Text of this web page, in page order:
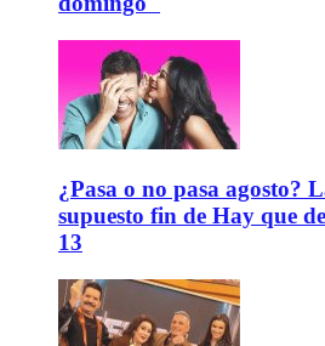
¿Pasa o no pasa agosto?
supuesto fin de Hay que
13